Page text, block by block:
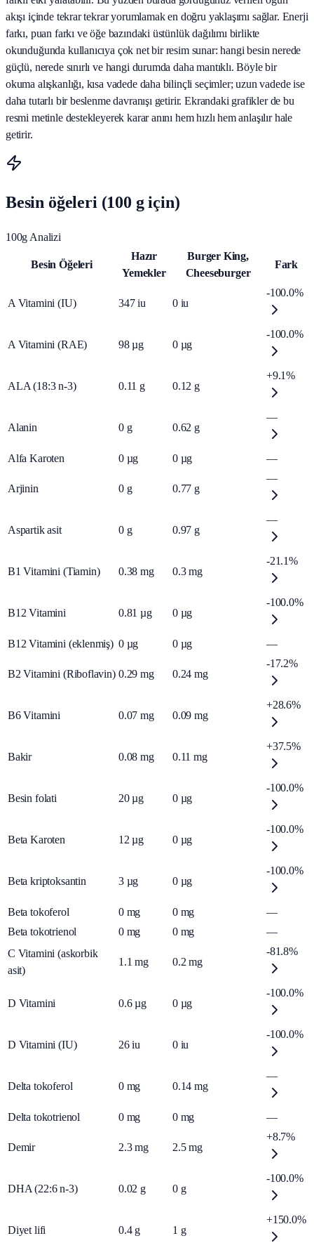
akışı içinde tekrar tekrar yorumlamak en doğru yaklaşımı sağlar. Enerji
farkı, puan farkı ve öğe bazındaki üstünlük dağılımı birlikte
okunduğunda kullanıcıya çok net bir resim sunar: hangi besin nerede
güçlü, nerede sınırlı ve hangi durumda daha mantıklı. Böyle bir
okuma alışkanlığı, kısa vadede daha bilinçli seçimler; uzun vadede ise
daha tutarlı bir beslenme davranışı getirir. Ekrandaki grafikler de bu
resmi metinle destekleyerek karar anını hem hızlı hem anlaşılır hale
getirir.
Besin öğeleri (100 g için)
100g Analizi
Besin Öğeleri
Hazır
Yemekler
Burger King,
Cheeseburger
Fark
A Vitamini (IU) 347 iu 0 iu
-100.0%
A Vitamini (RAE) 98 µg 0 µg
-100.0%
ALA (18:3 n-3) 0.11 g 0.12 g
+9.1%
Alanin 0 g 0.62 g
—
Alfa Karoten 0 µg 0 µg —
Arjinin 0 g 0.77 g
—
Aspartik asit 0 g 0.97 g
—
B1 Vitamini (Tiamin) 0.38 mg 0.3 mg
-21.1%
B12 Vitamini 0.81 µg 0 µg
-100.0%
B12 Vitamini (eklenmiş) 0 µg 0 µg —
B2 Vitamini (Riboflavin) 0.29 mg 0.24 mg
-17.2%
B6 Vitamini 0.07 mg 0.09 mg
+28.6%
Bakir 0.08 mg 0.11 mg
+37.5%
Besin folati 20 µg 0 µg
-100.0%
Beta Karoten 12 µg 0 µg
-100.0%
Beta kriptoksantin 3 µg 0 µg
-100.0%
Beta tokoferol 0 mg 0 mg
—
Beta tokotrienol
0 mg 0 mg
—
C Vitamini (askorbik
asit)
1.1 mg 0.2 mg
-81.8%
D Vitamini 0.6 µg 0 µg
-100.0%
D Vitamini (IU) 26 iu 0 iu
-100.0%
Delta tokoferol 0 mg 0.14 mg
—
Delta tokotrienol 0 mg 0 mg —
Demir 2.3 mg 2.5 mg
+8.7%
DHA (22:6 n-3) 0.02 g 0 g
-100.0%
Diyet lifi 0.4 g 1 g
+150.0%